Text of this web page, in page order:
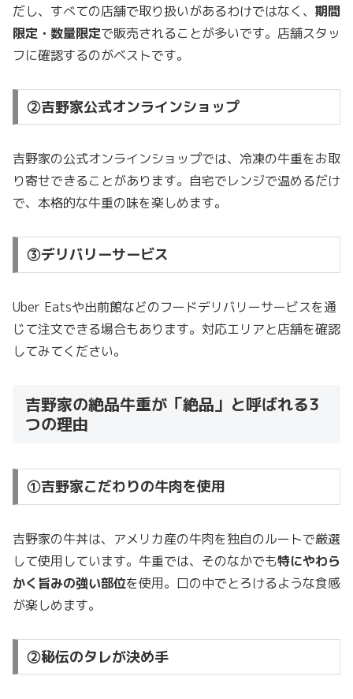
だし、すべての店舗で取り扱いがあるわけではなく、 期間
限定・数量限定で販売されることが多いです。店舗スタッ
フに確認するのがベストです。
②吉野家公式オンラインショップ
吉野家の公式オンラインショップでは、冷凍の牛重をお取
り寄せできることがあります。自宅でレンジで温めるだけ
で、本格的な牛重の味を楽しめます。
③デリバリーサービス
Uber Eatsや出前館などのフードデリバリーサービスを通
じて注文できる場合もあります。対応エリアと店舗を確認
してみてください。
吉野家の絶品牛重が「絶品」と呼ばれる3
つの理由
①吉野家こだわりの牛肉を使用
吉野家の牛丼は、アメリカ産の牛肉を独自のルートで厳選
して使用しています。牛重では、そのなかでも特にやわら
かく旨みの強い部位を使用。口の中でとろけるような食感
が楽しめます。
②秘伝のタレが決め手